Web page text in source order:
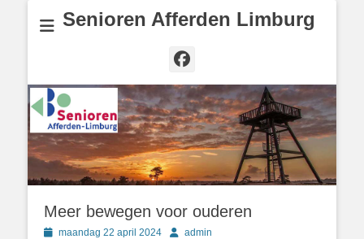
Senioren Afferden Limburg
Facebook
Meer bewegen voor ouderen
Geplaatst
maandag 22 april 2024 Authoradmin